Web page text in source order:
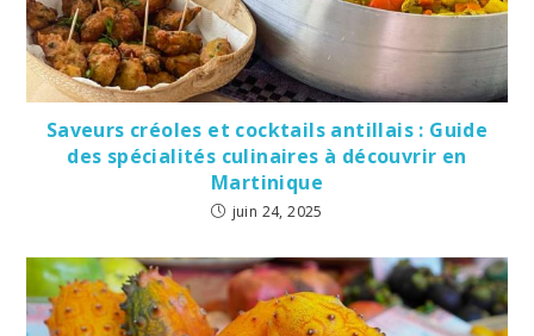
Saveurs créoles et cocktails antillais : Guide
des spécialités culinaires à découvrir en
Martinique
juin 24, 2025